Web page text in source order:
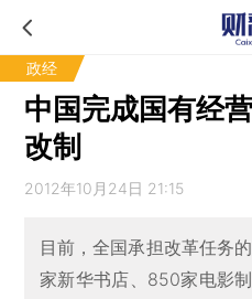
政经
中国完成国有经
改制
2012年10月24日 21:15
目前，全国承担改革任务
家新华书店、850家电影